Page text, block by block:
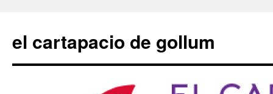
contenido
el cartapacio de gollum